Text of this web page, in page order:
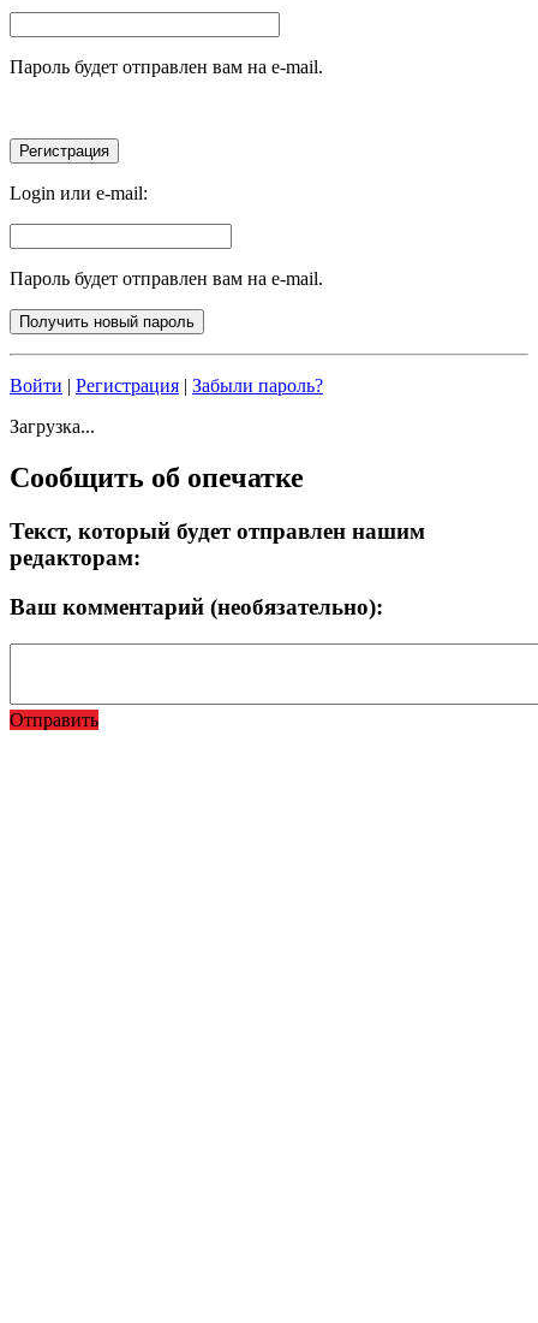
Пароль будет отправлен вам на e-mail.
Login или e-mail:
Пароль будет отправлен вам на e-mail.
Войти | Регистрация | Забыли пароль?
Загрузка...
Сообщить об опечатке
Текст, который будет отправлен нашим
редакторам:
Ваш комментарий (необязательно):
Отправить